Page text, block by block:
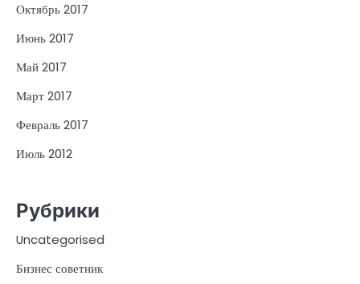
Октябрь 2017
Июнь 2017
Май 2017
Март 2017
Февраль 2017
Июль 2012
Рубрики
Uncategorised
Бизнес советник